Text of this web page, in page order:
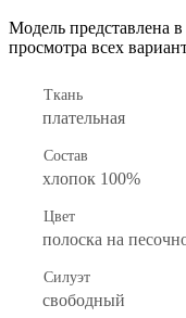
Модель представлена
просмотра всех
Ткань
плательная
Состав
хлопок 100%
Цвет
полоска на
Силуэт
свободный